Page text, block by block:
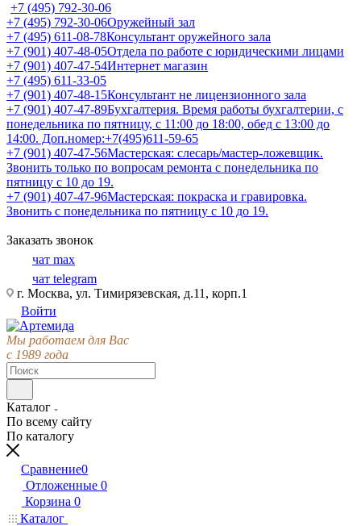
+7 (495) 792-30-06
+7 (495) 792-30-06Оружейный зал
+7 (495) 611-08-78Консультант оружейного зала
+7 (901) 407-48-05Отдела по работе с юридическими лицами
+7 (901) 407-47-54Интернет магазин
+7 (495) 611-33-05
+7 (901) 407-48-15Консультант не лицензионного зала
+7 (901) 407-47-89Бухгалтерия. Время работы бухгалтерии, с
понедельника по пятницу, с 11:00 до 18:00, обед с 13:00 до
14:00. Доп.номер:+7(495)611-59-65
+7 (901) 407-47-56Мастерская: слесарь/мастер-ложевщик.
Звонить только по вопросам ремонта с понедельника по
пятницу с 10 до 19.
+7 (901) 407-47-96Мастерская: покраска и гравировка.
Звонить с понедельника по пятницу с 10 до 19.
Заказать звонок
чат max
чат telegram
г. Москва, ул. Тимирязевская, д.11, корп.1
Войти
Мы работаем для Вас
с 1989 года
Каталог
По всему сайту
По каталогу
Сравнение0
Отложенные 0
Корзина 0
Каталог